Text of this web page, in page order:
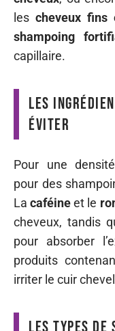
Les
homme
Lesshampoings
besoins
cheveux, ou
lescheveux fins
shampoing
capillaire.
Les